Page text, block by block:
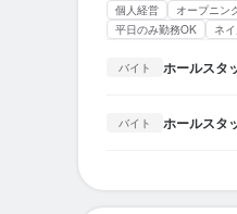
個人経営 オープニン
平日のみ勤務OK
ネ
バイト ホールスタ
バイト ホールスタ